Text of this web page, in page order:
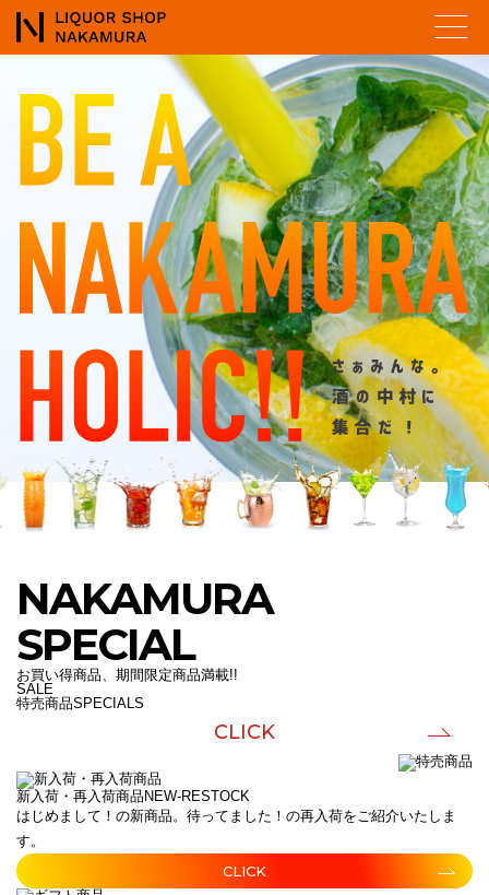
NAKAMURA
SPECIAL
お買い得商品、期間限定商品満載!!
SALE
特売商品SPECIALS
CLICK
新入荷・再入荷商品 NEW-RESTOCK
はじめまして！の新商品。待ってました！の再入荷をご紹介いたしま
す。
CLICK